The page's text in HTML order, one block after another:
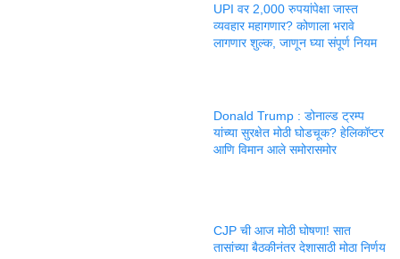
UPI वर 2,000 रुपयांपेक्षा जास्त
व्यवहार महागणार? कोणाला भरावे
लागणार शुल्क, जाणून घ्या संपूर्ण नियम
Donald Trump : डोनाल्ड ट्रम्प
यांच्या सुरक्षेत मोठी घोडचूक? हेलिकॉप्टर
आणि विमान आले समोरासमोर
CJP ची आज मोठी घोषणा! सात
तासांच्या बैठकीनंतर देशासाठी मोठा निर्णय